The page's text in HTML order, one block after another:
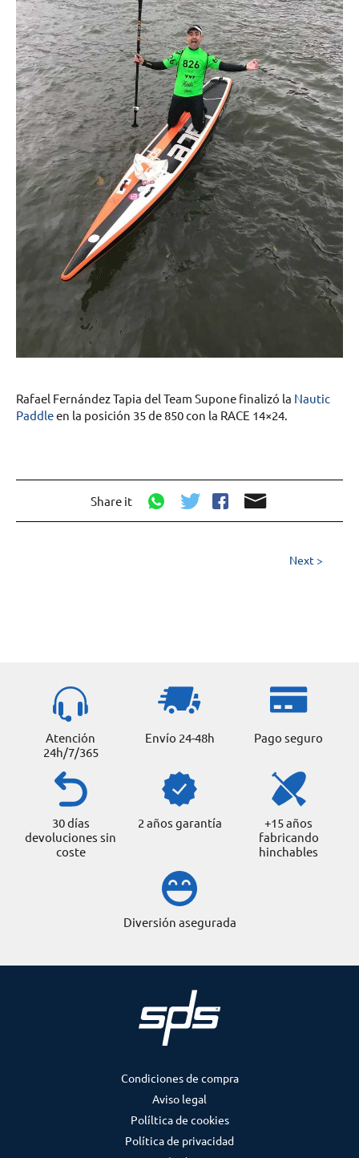
Rafael Fernández Tapia del Team Supone finalizó la Nautic
Paddleen la posición 35 de 850 con la RACE 14×24.
Share it
Next >
Atención
24h/7/365
Envío 24-48h Pago seguro
30 días
devoluciones sin
coste
2 años garantía
+15 años
fabricando
hinchables
Diversión asegurada
Condiciones de compra
Aviso legal
Políltica de cookies
Política de privacidad